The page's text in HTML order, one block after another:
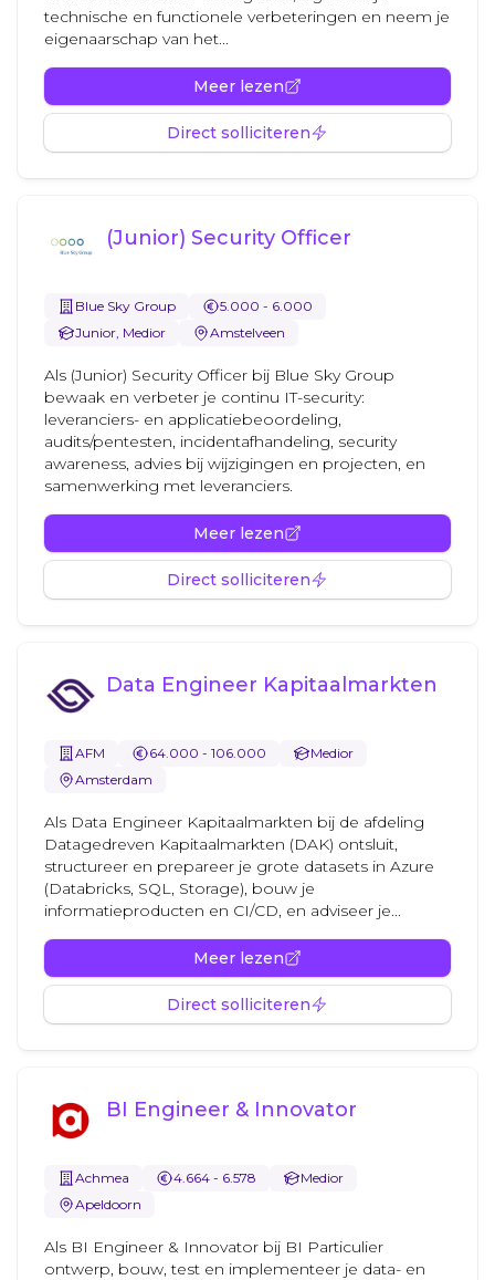
technische en functionele verbeteringen en neem je
eigenaarschap van het...
Meer lezen
Direct solliciteren
(Junior) Security Officer
Blue Sky Group
5.000 - 6.000
Junior, Medior
Amstelveen
Als (Junior) Security Officer bij Blue Sky Group
bewaak en verbeter je continu IT-security:
leveranciers- en applicatiebeoordeling,
audits/pentesten, incidentafhandeling, security
awareness, advies bij wijzigingen en projecten, en
samenwerking met leveranciers.
Meer lezen
Direct solliciteren
Data Engineer Kapitaalmarkten
AFM 64.000 - 106.000
Medior
Amsterdam
Als Data Engineer Kapitaalmarkten bij de afdeling
Datagedreven Kapitaalmarkten (DAK) ontsluit,
structureer en prepareer je grote datasets in Azure
(Databricks, SQL, Storage), bouw je
informatieproducten en CI/CD, en adviseer je...
Meer lezen
Direct solliciteren
BI Engineer & Innovator
Achmea 4.664 - 6.578
Medior
Apeldoorn
Als BI Engineer & Innovator bij BI Particulier
ontwerp, bouw, test en implementeer je data- en